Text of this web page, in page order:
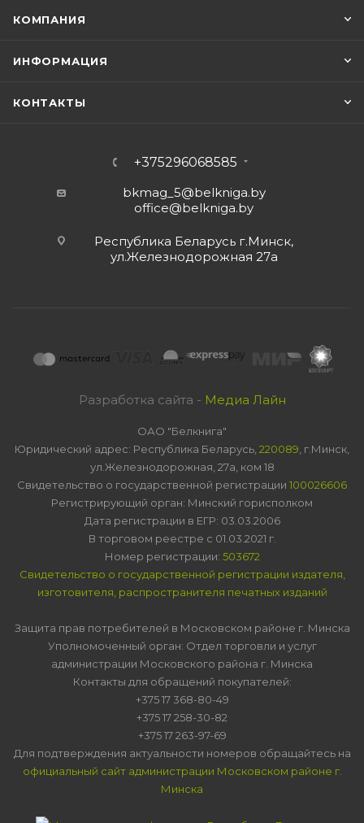
КОМПАНИЯ
ИНФОРМАЦИЯ
КОНТАКТЫ
+375296068585
bkmag_5@belkniga.by
office@belkniga.by
Республика Беларусь г.Минск,
ул.Железнодорожная 27а
Разработка сайта - Медиа Лайн
ОАО "Белкнига"
Юридический адрес: Республика Беларусь, 220089 , г.Минск,
ул.Железнодорожная, 27а, ком 18
Свидетельство о государственной регистрации 100026606
Регистрирующий орган: Минский горисполком
Дата регистрации в ЕГР: 03.03.2006
В торговом реестре с 01.03.2021 г.
Номер регистрации: 503672
Свидетельство о государственной регистрации издателя,
изготовителя, распространителя печатных изданий
Защита прав потребителей в Московском районе г. Минска
Уполномоченный орган: Отдел торговли и услуг
администрации Московского района г. Минска
Контакты для обращений покупателей:
+375 17 368-80-49
+375 17 258-30-82
+375 17 263-97-69
Для подтверждения актуальности номеров обращайтесь на
официальный сайт администрации Московском районе г.
Минска